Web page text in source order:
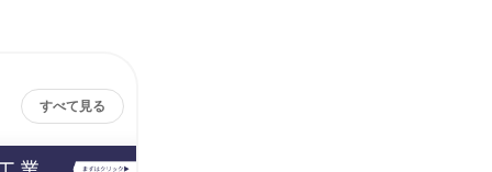
すべて見る